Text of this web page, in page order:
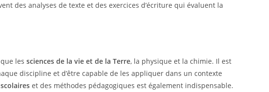
des analyses de texte et des exercices d’écriture qui évaluent la
les sciences de la vie et de la Terre, la physique et la chimie. Il est
discipline et d’être capable de les appliquer dans un contexte
et des méthodes pédagogiques est également indispensable.